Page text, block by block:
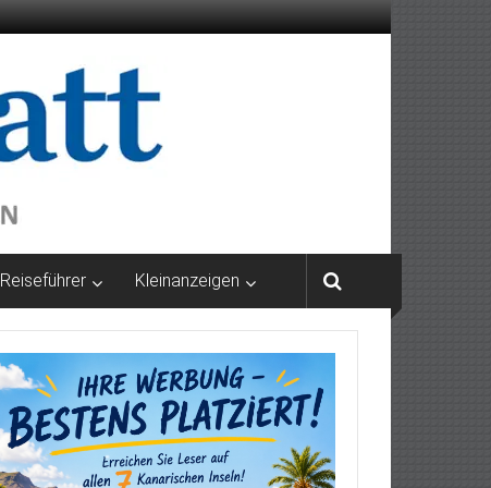
Reiseführer Kleinanzeigen